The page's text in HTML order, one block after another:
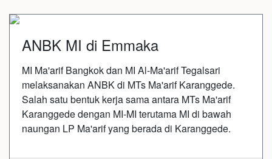
ANBK MI di Emmaka
MI Ma'arif Bangkok dan MI Al-Ma'arif Tegalsari
melaksanakan ANBK di MTs Ma'arif Karanggede.
Salah satu bentuk kerja sama antara MTs Ma'arif
Karanggede dengan MI-MI terutama MI di bawah
naungan LP Ma'arif yang berada di Karanggede.